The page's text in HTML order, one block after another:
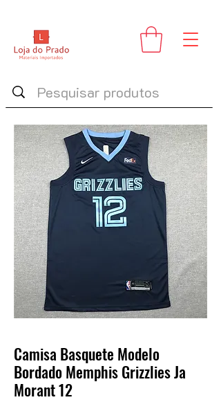
Camisa Basquete Modelo
Bordado Memphis Grizzlies Ja
Morant 12